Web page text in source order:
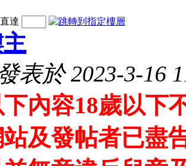
達
發表於 2023-3-16
下內容18歲以下
及發帖者已盡